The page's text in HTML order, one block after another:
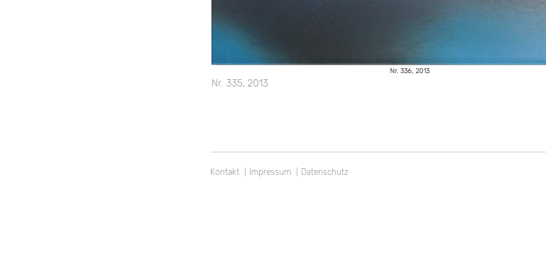
Nr. 336, 2013
Beitragsnavigation
Nr. 335, 2013
Kontakt Impressum Datenschutz